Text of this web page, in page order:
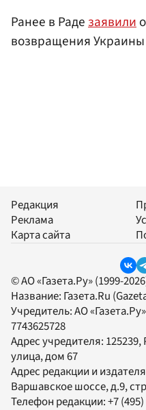
Ранее в Радезаявили
возвращения
Редакция
Реклама
Карта сайта
© АО «Газета.Ру» (1999-
Название: Газета.Ru
Учредитель:АО «Газета.Ру»
7743625728
Адрес учредителя:
улица, дом 67
Адрес редакции и
Варшавское шоссе, д.9,
Телефон редакции:+7